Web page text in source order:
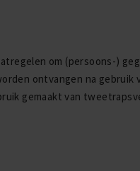
om (persoons-)
ontvangen na
gemaakt van